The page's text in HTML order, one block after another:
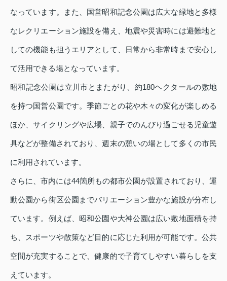
なっています。また、国営昭和記念公園は広大な緑地と多様
なレクリエーション施設を備え、地震や災害時には避難地と
しての機能も担うエリアとして、日常から非常時まで安心し
て活用できる場となっています。
昭和記念公園は立川市とまたがり、約180ヘクタールの敷地
を持つ国営公園です。季節ごとの花や木々の変化が楽しめる
ほか、サイクリングや広場、親子でのんびり過ごせる児童遊
具などが整備されており、週末の憩いの場として多くの市民
に利用されています。
さらに、市内には44箇所もの都市公園が設置されており、運
動公園から街区公園までバリエーション豊かな施設が分布し
ています。例えば、昭和公園や大神公園は広い敷地面積を持
ち、スポーツや散策など目的に応じた利用が可能です。公共
空間が充実することで、健康的で子育てしやすい暮らしを支
えています。